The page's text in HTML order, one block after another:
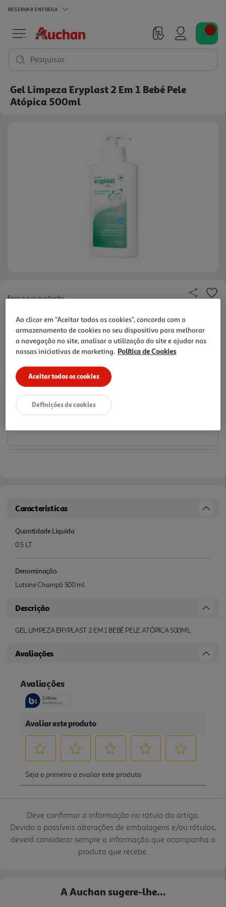
RESERVAR ENTREGA
Pesquisar
Gel Limpeza Eryplast 2 Em 1 Bebé Pele
Atópica 500ml
Faça a sua avaliação
39.8 €/Lt
19,90 €
Notas de preparação
Características
Quantidade Liquida
0.5 LT
Denominação
Lutsine Champô 500 ml
Descrição
GEL LIMPEZA ERYPLAST 2 EM 1 BEBÉ PELE ATÓPICA 500ML
Avaliações
Deve confirmar a informação no rótulo do artigo.
Devido a possíveis alterações de embalagens e/ou rótulos,
deverá considerar sempre a informação que acompanha o
produto que recebe.
A Auchan sugere-lhe...
Ao clicar em "Aceitar todos os cookies", concorda com o
armazenamento de cookies no seu dispositivo para melhorar
a navegação no site, analisar a utilização do site e ajudar nas
nossas iniciativas de marketing. Política de Cookies
Aceitar todos os cookies
Definições de cookies